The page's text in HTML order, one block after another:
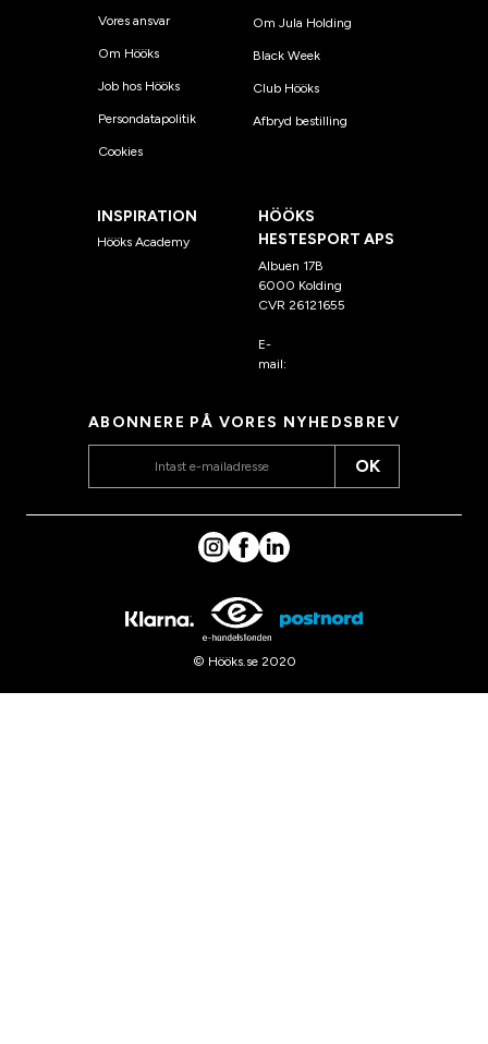
Vores ansvar
Om Hööks
Job hos Hööks
Persondatapolitik
Cookies
Om Jula Holding
Black Week
Club Hööks
Afbryd bestilling
INSPIRATION
Hööks Academy
HÖÖKS
HESTESPORT APS
Albuen 17B
6000 Kolding
CVR 26121655
E-
mail:
ABONNERE PÅ VORES NYHEDSBREV
OK
© Hööks.se 2020